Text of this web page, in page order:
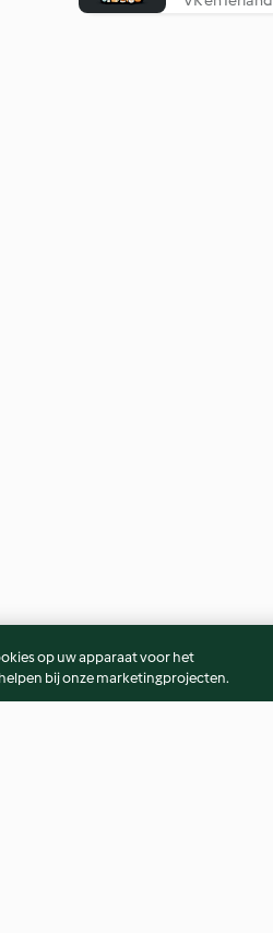
op uw apparaat voor het
bij onze marketingprojecten.